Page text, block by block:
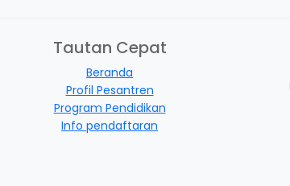
Tautan Cepat
Beranda
Profil Pesantren
Program Pendidikan
Info pendaftaran